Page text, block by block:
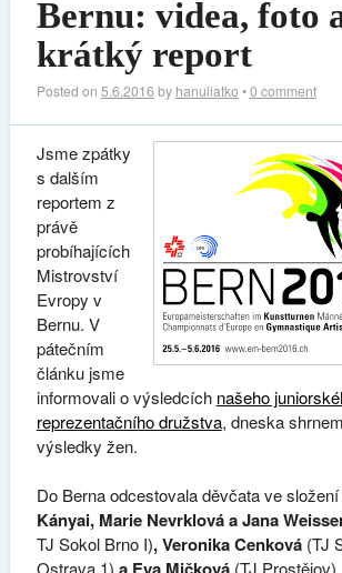
Bernu: videa, foto
krátký report
Posted on 5.6.2016 by hanuliatko •0 comment
Jsme zpátky
s dalším
reportem z
právě
probíhajících
Mistrovství
Evropy v
Bernu. V
pátečním
článku jsme
informovali o výsledcích našeho
reprezentačního družstva, dneska
výsledky žen.
Do Berna odcestovala děvčata ve složení
Kányai, Marie Nevrklová a Jana
TJ Sokol Brno I), Veronika Cenková (TJ